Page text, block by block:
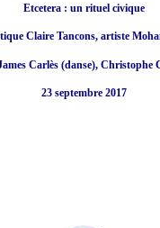
Etcetera : un rituel civique
Claire Tancons, artiste
Carlès (danse), Christophe
23 septembre 2017